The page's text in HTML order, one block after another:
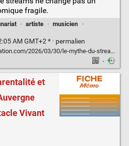
fragile.
· artiste · musicien
·
AM GMT+2 * · permalien
du-streaming-pourquoi-1-million-de-streams-ne-change-pas-une-carriere/
·
et
Vivant